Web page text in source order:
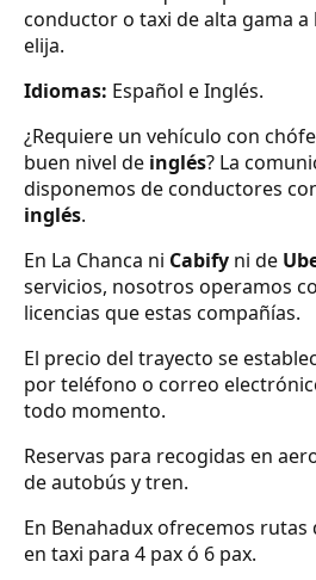
conductor o taxi de alta gama
elija.
Idiomas: Español e Inglés.
¿Requiere un vehículo con
buen nivel de inglés? La
disponemos de conductores
inglés.
En La Chanca ni Cabify ni de
servicios, nosotros operamos
licencias que estas compañías.
El precio del trayecto se
por teléfono o correo
todo momento.
Reservas para recogidas en
de autobús y tren.
En Benahadux ofrecemos
en taxi para 4 pax ó 6 pax.